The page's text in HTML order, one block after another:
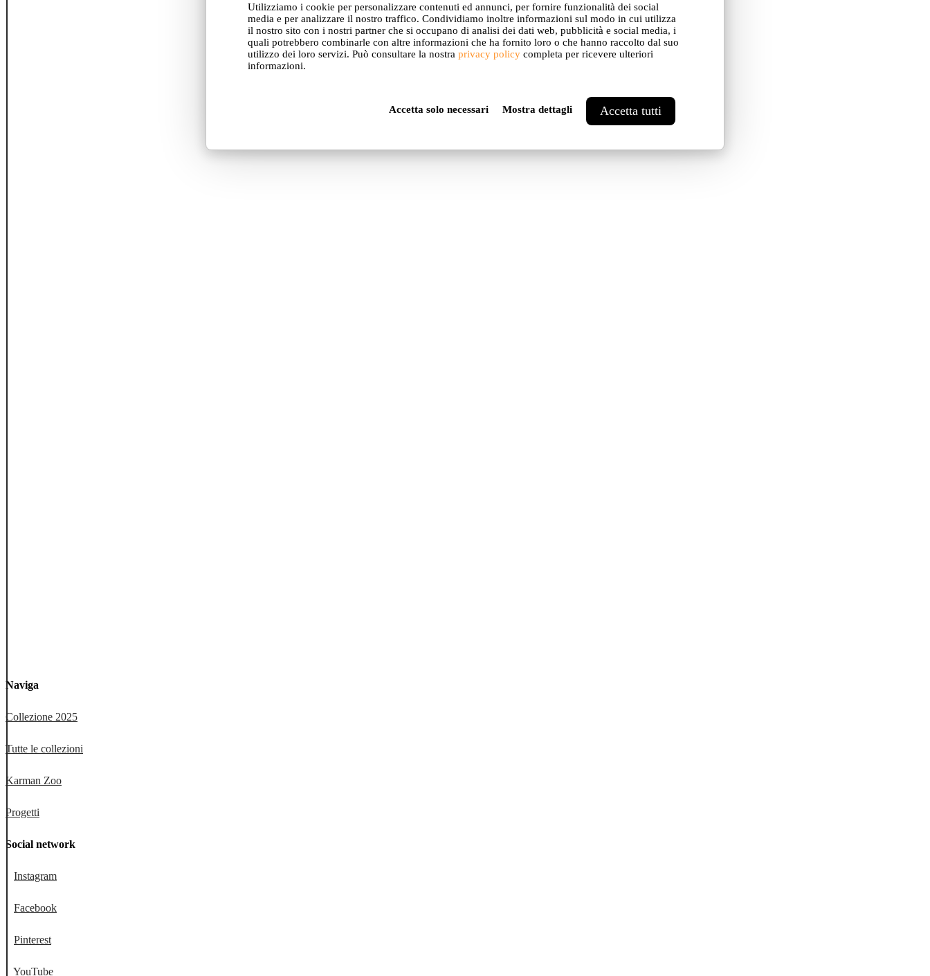
Utilizziamo i cookie per personalizzare contenuti ed annunci, per fornire funzionalità dei social
media e per analizzare il nostro traffico. Condividiamo inoltre informazioni sul modo in cui utilizza
il nostro sito con i nostri partner che si occupano di analisi dei dati web, pubblicità e social media, i
quali potrebbero combinarle con altre informazioni che ha fornito loro o che hanno raccolto dal suo
utilizzo dei loro servizi. Può consultare la nostra privacy policy completa per ricevere ulteriori
informazioni.
Accetta solo necessari Mostra dettagli Accetta tutti
Naviga
Collezione 2025
Tutte le collezioni
Karman Zoo
Progetti
Social network
Instagram
Facebook
Pinterest
YouTube